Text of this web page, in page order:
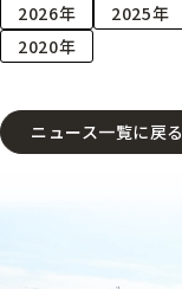
2026年 2025年
2020年
ニュース一覧に戻る